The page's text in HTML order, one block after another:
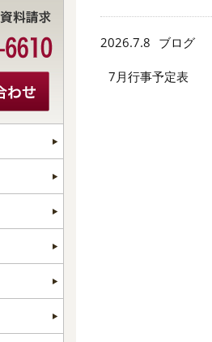
2026.7.8 ブログ
7月行事予定表